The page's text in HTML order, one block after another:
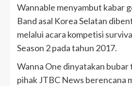
Wannable menyambut kabar
Band asal Korea Selatan
melalui acara kompetisi
Season 2 pada tahun 2017.
Wanna One dinyatakan bubar
pihak JTBC News berencana